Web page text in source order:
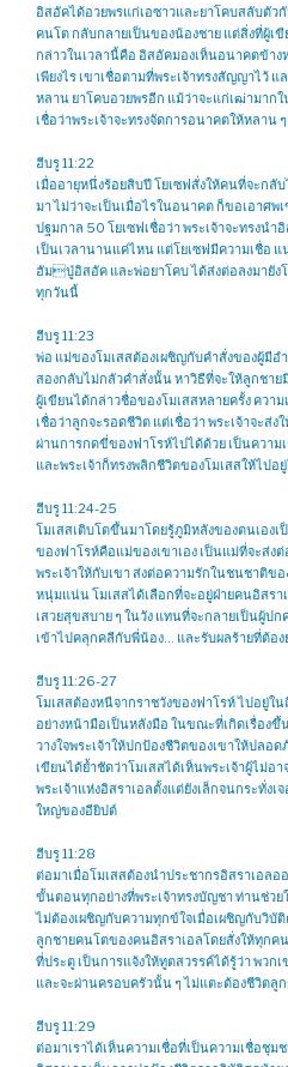
อิสอัคได้อวยพรแก่เอซาวและยาโคบสลับตั
คนโต กลับกลายเป็นของน้องชาย แต่สิ่งที่ผู้เ
กล่าวในเวลานี้คือ อิสอัคมองเห็นอนาคตข้า
เพียงไร เขาเชื่อตามที่พระเจ้าทรงสัญญาไว้ แ
หลาน ยาโคบอวยพรอีก แม้ว่าจะแก่เฒ่ามาก
เชื่อว่าพระเจ้าจะทรงจัดการอนาคตให้หลาน
ฮีบรู 11:22
เมื่ออายุหนึ่งร้อยสิบปี โยเซฟสั่งให้คนที่จะก
มา ไม่ว่าจะเป็นเมื่อไรในอนาคต ก็ขอเอาศพ
ปฐมกาล 50 โยเซฟเชื่อว่า พระเจ้าจะทรงนำ
เป็นเวลานานแค่ไหน แต่โยเซฟมีความเชื่อ
ฮัมปู่อิสอัค และพ่อยาโคบ ได้ส่งต่อลงมายั
ทุกวันนี้
ฮีบรู 11:23
พ่อ แม่ของโมเสสต้องเผชิญกับคำสั่งของผู้มีอ
สองกลับไม่กลัวคำสั่งนั้น หาวิธีที่จะให้ลูกชาย
ผู้เขียนได้กล่าวชื่อของโมเสสหลายครั้ง ควา
เชื่อว่าลูกจะรอดชีวิต แต่เชื่อว่า พระเจ้าจะส่ง
ผ่านการกดขี่ของฟาโรห์ไปได้ด้วย เป็นควา
และพระเจ้าก็ทรงพลิกชีวิตของโมเสสให้ไปอ
ฮีบรู 11:24-25
โมเสสเติบโตขึ้นมาโดยรู้ภูมิหลังของตนเองเ
ของฟาโรห์คือแม่ของเขาเอง เป็นแม่ที่จะส่ง
พระเจ้าให้กับเขา ส่งต่อความรักในชนชาติข
หนุ่มแน่น โมเสสได้เลือกที่จะอยู่ฝ่ายคนอิสรา
เสวยสุขสบาย ๆ ในวัง แทนที่จะกลายเป็นผู้ปก
เข้าไปคลุกคลีกับพี่น้อง… และรับผลร้ายที่ต้อง
ฮีบรู 11:26-27
โมเสสต้องหนีจากราชวังของฟาโรห์ ไปอยู่
อย่างหน้ามือเป็นหลังมือ ในขณะที่เกิดเรื่องขึ้
วางใจพระเจ้าให้ปกป้องชีวิตของเขาให้ปลอ
เขียนได้ย้ำชัดว่าโมเสสได้เห็นพระเจ้าผู้ไม่อ
พระเจ้าแห่งอิสราเอลตั้งแต่ยังเล็กจนกระทั่ง
ใหญ่ของอียิปต์
ฮีบรู 11:28
ต่อมาเมื่อโมเสสต้องนำประชากรอิสราเอล
ขั้นตอนทุกอย่างที่พระเจ้าทรงบัญชา ท่านช่วย
ไม่ต้องเผชิญกับความทุกข์ใจเมื่อเผชิญกับวิบั
ลูกชายคนโตของคนอิสราเอลโดยสั่งให้ทุกค
ที่ประตู เป็นการแจ้งให้ทูตสวรรค์ได้รู้ว่า พวก
และจะผ่านครอบครัวนั้น ๆ ไม่แตะต้องชีวิตลู
ฮีบรู 11:29
ต่อมาเราได้เห็นความเชื่อที่เป็นความเชื่อชุม